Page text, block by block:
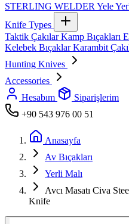
STERLING WELDER Yele
Knife Types
Taktik ÇakılarKamp Bıçakları
Kelebek BıçaklarKarambit
Hunting Knives
Accessories
Hesabım
Siparişlerim
+90 543 976 00 51
Anasayfa
Av Bıçakları
Yerli Malı
Avcı Masatı Civa
Knife